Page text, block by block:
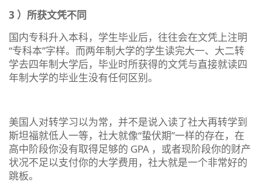
3 ）所获文凭不同
国内专科升入本科，学生毕业后，往往会在文凭上注明
“专科本”字样。而两年制大学的学生读完大一、大二转
学去四年制大学后，毕业时所获得的文凭与直接就读四
年制大学的毕业生没有任何区别。
美国人对转学习以为常，并不是说入读了社大再转学到
斯坦福就低人一等，社大就像“蛰伏期”一样的存在，在
高中阶段你没有取得足够的 GPA ，或者现阶段你的财产
状况不足以支付你的大学费用，社大就是一个非常好的
跳板。